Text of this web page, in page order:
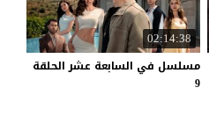
02:14:38
مسلسل في السابعة عشر الحلقة
9